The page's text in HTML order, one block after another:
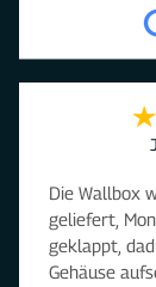
Die Wallbox
geliefert,
geklappt,
Gehäuse